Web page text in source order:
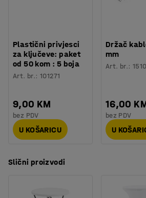
se stvorilo dinamično okruženje koje
Težina: 43,4 kg
Montaža: Dolazi nesastavljeno
Testirano: EN 15372
Plastični privjesci
za ključeve: paket
od 50 kom : 5 boja
Art. br.:101271
9,00 KM
bez PDV
U KOŠARICU
Držač
mm
Art. br.:
16,00
bez PDV
U
Slični proizvodi